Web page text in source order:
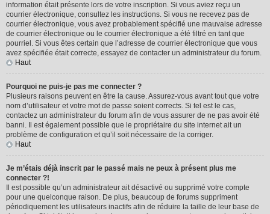
information était présente lors de votre inscription. Si vous aviez reçu un
courrier électronique, consultez les instructions. Si vous ne recevez pas de
courrier électronique, vous avez probablement spécifié une mauvaise adresse
de courrier électronique ou le courrier électronique a été filtré en tant que
pourriel. Si vous êtes certain que l’adresse de courrier électronique que vous
avez spécifiée était correcte, essayez de contacter un administrateur du forum.
Haut
Pourquoi ne puis-je pas me connecter ?
Plusieurs raisons peuvent en être la cause. Assurez-vous avant tout que votre
nom d’utilisateur et votre mot de passe soient corrects. Si tel est le cas,
contactez un administrateur du forum afin de vous assurer de ne pas avoir été
banni. Il est également possible que le propriétaire du site internet ait un
problème de configuration et qu’il soit nécessaire de la corriger.
Haut
Je m’étais déjà inscrit par le passé mais ne peux à présent plus me
connecter ?!
Il est possible qu’un administrateur ait désactivé ou supprimé votre compte
pour une quelconque raison. De plus, beaucoup de forums suppriment
périodiquement les utilisateurs inactifs afin de réduire la taille de leur base de